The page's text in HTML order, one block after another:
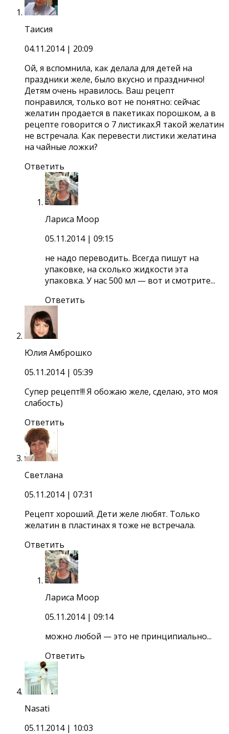
Таисия
04.11.2014 | 20:09
Ой, я вспомнила, как делала для детей на
праздники желе, было вкусно и празднично!
Детям очень нравилось. Ваш рецепт
понравился, только вот не понятно: сейчас
желатин продается в пакетиках порошком, а в
рецепте говорится о 7 листиках.Я такой желатин
не встречала. Как перевести листики желатина
на чайные ложки?
Ответить
Лариса Моор
05.11.2014 | 09:15
не надо переводить. Всегда пишут на
упаковке, на сколько жидкости эта
упаковка. У нас 500 мл — вот и смотрите...
Ответить
Юлия Амброшко
05.11.2014 | 05:39
Супер рецепт!!! Я обожаю желе, сделаю, это моя
слабость)
Ответить
Светлана
05.11.2014 | 07:31
Рецепт хороший. Дети желе любят. Только
желатин в пластинах я тоже не встречала.
Ответить
Лариса Моор
05.11.2014 | 09:14
можно любой — это не принципиально...
Ответить
Nasati
05.11.2014 | 10:03